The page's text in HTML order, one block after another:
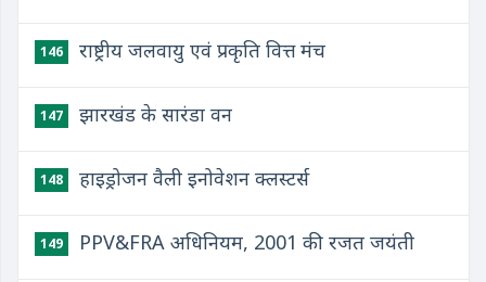
146 राष्ट्रीय जलवायु एवं प्रकृति वित्त मंच
147 झारखंड के सारंडा वन
148 हाइड्रोजन वैली इनोवेशन क्लस्टर्स
149 PPV&FRA अधिनियम, 2001 की रजत जयंती